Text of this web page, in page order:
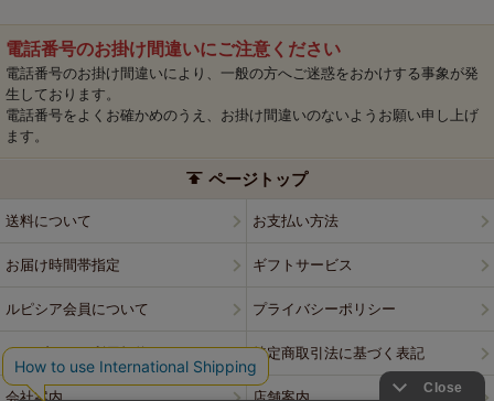
電話番号のお掛け間違いにご注意ください
電話番号のお掛け間違いにより、一般の方へご迷惑をおかけする事象が発
生しております。
電話番号をよくお確かめのうえ、お掛け間違いのないようお願い申し上げ
ます。
ページトップ
送料について お支払い方法
お届け時間帯指定 ギフトサービス
ルピシア会員について プライバシーポリシー
ウェブサイト利用規約 特定商取引法に基づく表記
会社案内 店舗案内